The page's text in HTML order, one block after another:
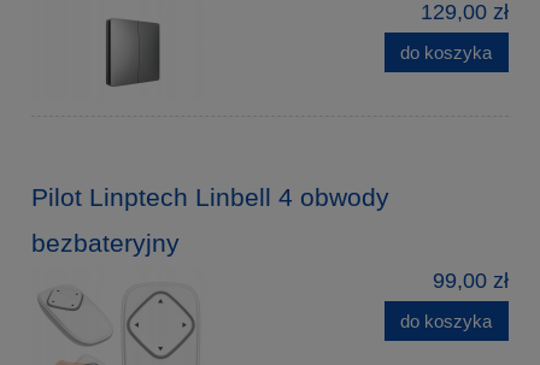
129,00 zł
do koszyka
Pilot Linptech Linbell 4 obwody
bezbateryjny
99,00 zł
do koszyka